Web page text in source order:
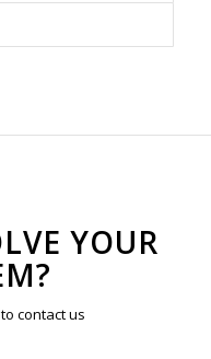
YOUR
contact us